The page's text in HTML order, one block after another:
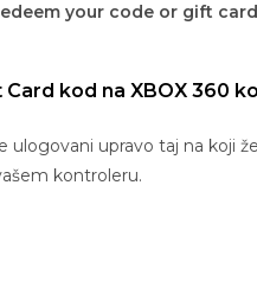
your code or gift card
kod na XBOX 360
ulogovani upravo taj na koji
kontroleru.